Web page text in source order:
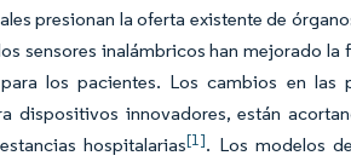
presionan la oferta existente de
sensores inalámbricos han mejorado
los pacientes. Los cambios en
dispositivos innovadores, están
hospitalarias[1]. Los modelos